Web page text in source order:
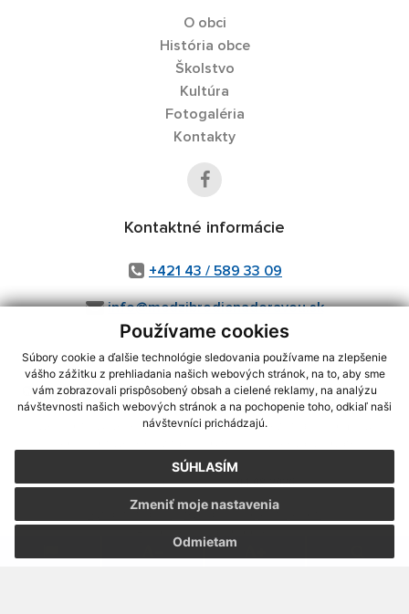
Používame cookies
Súbory cookie a ďalšie technológie sledovania používame na zlepšenie
vášho zážitku z prehliadania našich webových stránok, na to, aby sme
vám zobrazovali prispôsobený obsah a cielené reklamy, na analýzu
návštevnosti našich webových stránok a na pochopenie toho, odkiaľ naši
návštevníci prichádzajú.
SÚHLASÍM
Odmietam
Zmeniť moje nastavenia
O obci
História obce
Školstvo
Kultúra
Fotogaléria
Kontakty
Kontaktné informácie
+421 43 / 589 33 09
info@medzibrodienadoravou.sk
využite možnosť získavania aktuálnych informácií s využitím RSS
CMS systém (redakčný) systém ECHELON 2,Mapa stránok,web portál
webex.digital, s.r.o.,domény,registrácia domény
Posledná aktualizácia:04.08.2026
Vytlačiť stránku|Vyhlásenie o prístupnosti